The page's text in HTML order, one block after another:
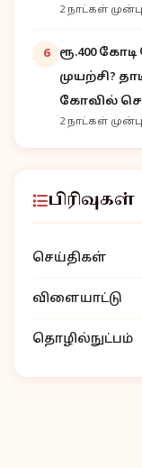
2 நாட்கள் முன்பு
6
ரூ.400
முயற்சி?
கோவில்
2 நாட்கள் முன்பு
பிரிவுகள்
செய்திகள்
விளையாட்டு
தொழில்நுட்பம்